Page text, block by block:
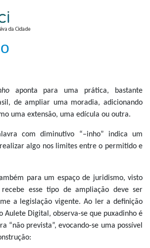
aponta para uma prática, bastante
de ampliar uma moradia, adicionando
uma extensão, uma edícula ou outra.
com diminutivo “–inho” indica um
algo nos limites entre o permitido e
para um espaço de juridismo, visto
esse tipo de ampliação deve ser
a legislação vigente. Ao ler a definição
Aulete Digital, observa-se que puxadinho é
“não prevista”, evocando-se uma possível